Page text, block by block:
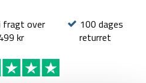
fragt over
kr
100 dages
returret